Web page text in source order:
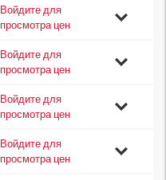
Войдите для
просмотра цен
Войдите для
просмотра цен
Войдите для
просмотра цен
Войдите для
просмотра цен